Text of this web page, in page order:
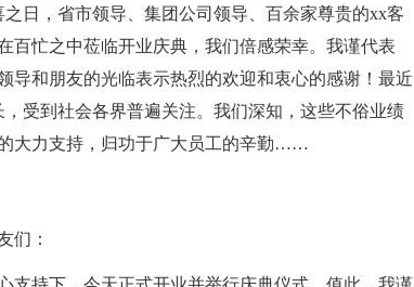
日，省市领导、集团公司领导、百余家尊贵的xx客
百忙之中莅临开业庆典，我们倍感荣幸。我谨代表
导和朋友的光临表示热烈的欢迎和衷心的感谢！最近
受到社会各界普遍关注。我们深知，这些不俗业绩
大力支持，归功于广大员工的辛勤……
们：